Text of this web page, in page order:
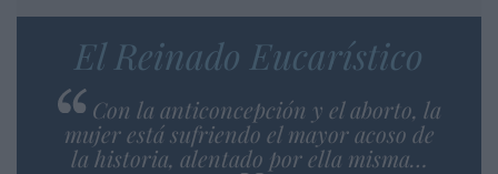
El Reinado Eucarístico
Con la anticoncepción y el aborto, la
mujer está sufriendo el mayor acoso de
la historia, alentado por ella misma…